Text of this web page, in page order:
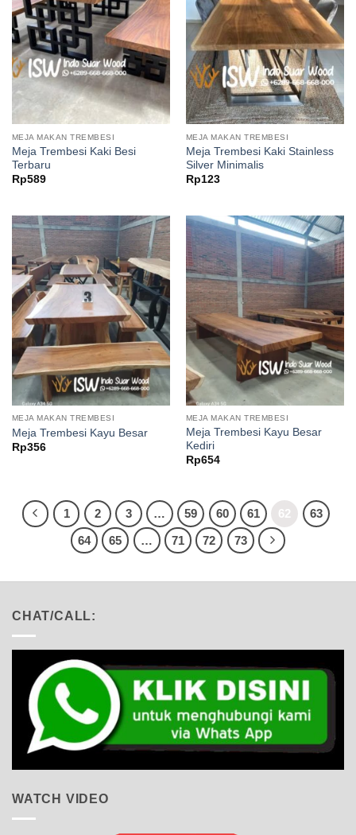
MEJA MAKAN TREMBESI
Meja Trembesi Kaki Besi
Terbaru
Rp589
MEJA MAKAN TREMBESI
Meja Trembesi Kaki Stainless
Silver Minimalis
Rp123
MEJA MAKAN TREMBESI
Meja Trembesi Kayu Besar
Rp356
MEJA MAKAN TREMBESI
Meja Trembesi Kayu Besar
Kediri
Rp654
1 2 3 … 59 60 61 62
63
64
65 … 71 72 73
CHAT/CALL:
WATCH VIDEO